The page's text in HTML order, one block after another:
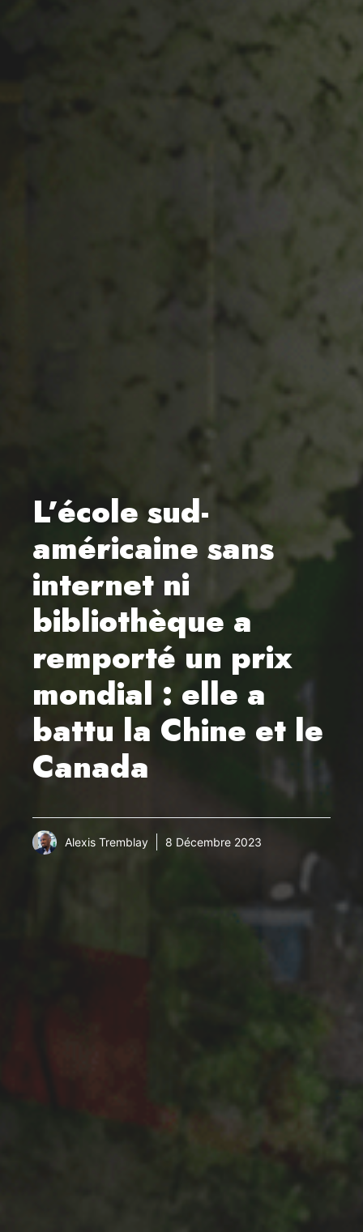
L’école sud-
américaine sans
internet ni
bibliothèque a
remporté un prix
mondial : elle a
battu la Chine et le
Canada
Alexis Tremblay 8 Décembre 2023